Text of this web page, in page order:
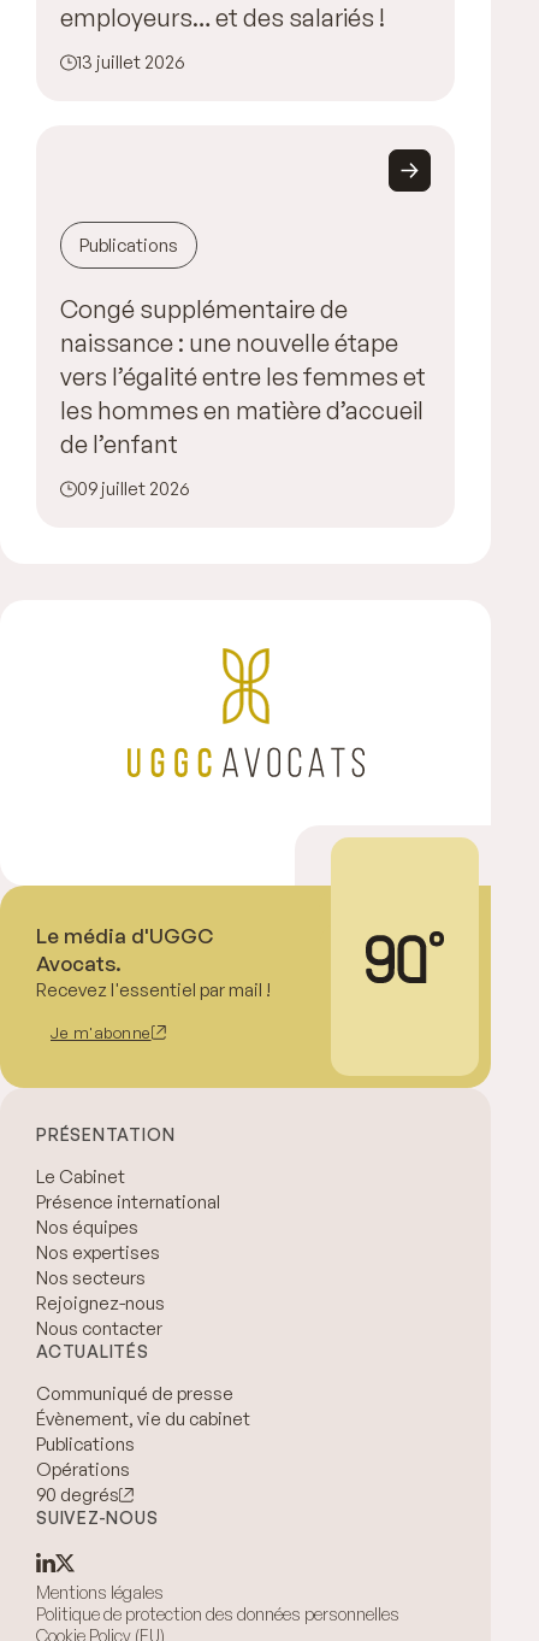
employeurs… et des salariés !
13 juillet 2026
Publications
Congé supplémentaire de
naissance : une nouvelle étape
vers l’égalité entre les femmes et
les hommes en matière d’accueil
de l’enfant
09 juillet 2026
Le média d'UGGC
Avocats.
Recevez l'essentiel par mail !
Je m'abonne
PRÉSENTATION
Le Cabinet
Présence international
Nos équipes
Nos expertises
Nos secteurs
Rejoignez-nous
Nous contacter
ACTUALITÉS
Communiqué de presse
Évènement, vie du cabinet
Publications
Opérations
90 degrés
SUIVEZ-NOUS
Mentions légales
Politique de protection des données personnelles
Cookie Policy (EU)